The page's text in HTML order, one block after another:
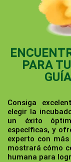
PARA
Consiga
elegir la
un éxito
específicas, y
experto con
mostrará cómo
humana para